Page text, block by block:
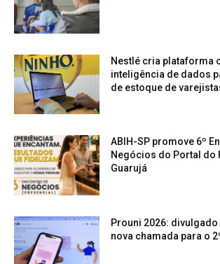
Nestlé cria plataforma
inteligência de dados
de estoque de
ABIH-SP promove 6º
Negócios do Portal do
Guarujá
Prouni 2026:
nova chamada para o